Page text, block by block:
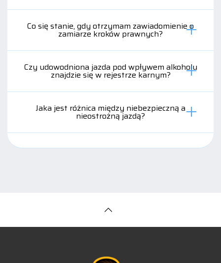
Co się stanie, gdy otrzymam zawiadomienie o
zamiarze kroków prawnych?
Czy udowodniona jazda pod wpływem alkoholu
znajdzie się w rejestrze karnym?
Jaka jest różnica między niebezpieczną a
nieostrożną jazdą?